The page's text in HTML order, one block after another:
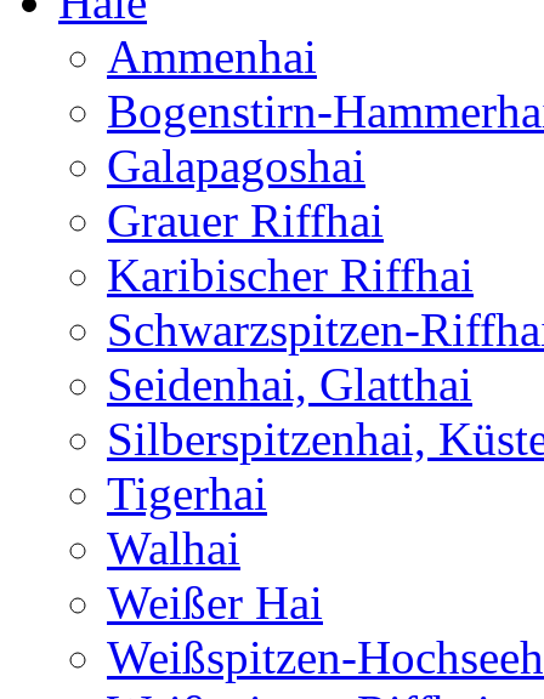
Ammenhai
Bogenstirn-
Galapagoshai
Grauer Riffhai
Karibischer Riffhai
Schwarzspitzen-
Seidenhai, Glatthai
Silberspitzenhai,
Tigerhai
Walhai
Weißer Hai
Weißspitzen-